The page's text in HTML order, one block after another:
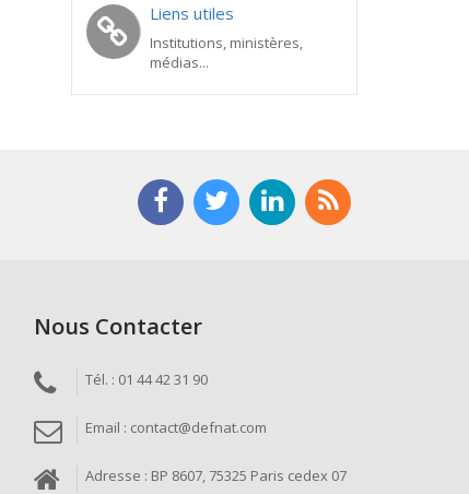
Liens utiles
Institutions, ministères,
médias...
Nous Contacter
Tél. : 01 44 42 31 90
Email : contact@defnat.com
Adresse : BP 8607, 75325 Paris cedex 07